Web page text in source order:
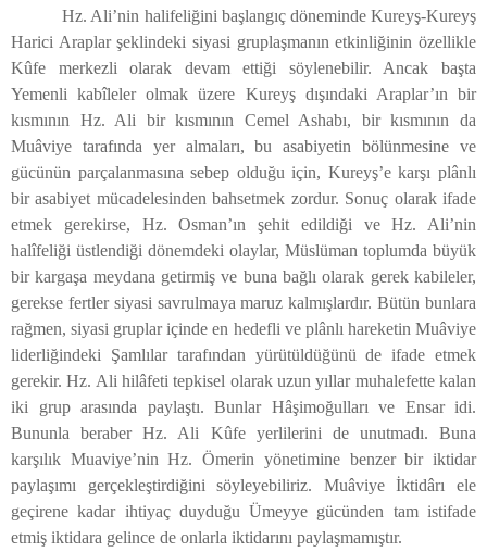
Hz. Ali’nin halifeliğini başlangıç döneminde Kureyş-Kureyş
Harici Araplar şeklindeki siyasi gruplaşmanın etkinliğinin özellikle
Kûfe merkezli olarak devam ettiği söylenebilir. Ancak başta
Yemenli kabîleler olmak üzere Kureyş dışındaki Araplar’ın bir
kısmının Hz. Ali bir kısmının Cemel Ashabı, bir kısmının da
Muâviye tarafında yer almaları, bu asabiyetin bölünmesine ve
gücünün parçalanmasına sebep olduğu için, Kureyş’e karşı plânlı
bir asabiyet mücadelesinden bahsetmek zordur. Sonuç olarak ifade
etmek gerekirse, Hz. Osman’ın şehit edildiği ve Hz. Ali’nin
halîfeliği üstlendiği dönemdeki olaylar, Müslüman toplumda büyük
bir kargaşa meydana getirmiş ve buna bağlı olarak gerek kabileler,
gerekse fertler siyasi savrulmaya maruz kalmışlardır. Bütün bunlara
rağmen, siyasi gruplar içinde en hedefli ve plânlı hareketin Muâviye
liderliğindeki Şamlılar tarafından yürütüldüğünü de ifade etmek
gerekir. Hz. Ali hilâfeti tepkisel olarak uzun yıllar muhalefette kalan
iki grup arasında paylaştı. Bunlar Hâşimoğulları ve Ensar idi.
Bununla beraber Hz. Ali Kûfe yerlilerini de unutmadı. Buna
karşılık Muaviye’nin Hz. Ömerin yönetimine benzer bir iktidar
paylaşımı gerçekleştirdiğini söyleyebiliriz. Muâviye İktidârı ele
geçirene kadar ihtiyaç duyduğu Ümeyye gücünden tam istifade
etmiş iktidara gelince de onlarla iktidarını paylaşmamıştır.